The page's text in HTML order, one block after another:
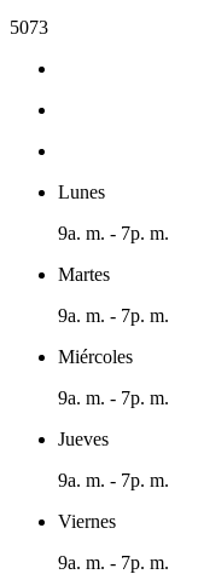
5073
Lunes
9a. m. - 7p. m.
Martes
9a. m. - 7p. m.
Miércoles
9a. m. - 7p. m.
Jueves
9a. m. - 7p. m.
Viernes
9a. m. - 7p. m.